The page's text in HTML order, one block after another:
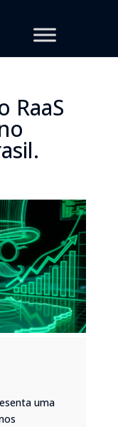
RaaS
uma